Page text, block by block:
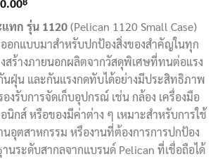
range:
1,790.00฿
2,200.00฿
ทก รุ่น 1120(Pelican 1120 Small Case)
อกแบบมาสำหรับปกป้องสิ่งของสำคัญในทุก
สร้างภายนอกผลิตจากวัสดุพิเศษที่ทนต่อแรง
นฝุ่น และกันแรงกดทับได้อย่างมีประสิทธิภาพ
งรับการจัดเก็บอุปกรณ์ เช่น กล้อง เครื่องมือ
นิกส์ หรือของมีค่าต่าง ๆ เหมาะสำหรับการใช้
นอุตสาหกรรม หรืองานที่ต้องการการปกป้อง
นระดับสากลจากแบรนด์ Pelican ที่เชื่อถือได้